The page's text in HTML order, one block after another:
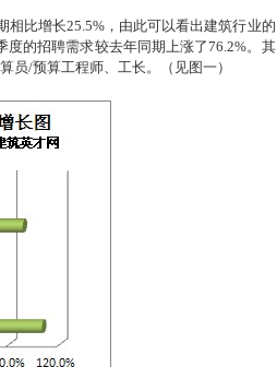
相比增长25.5% ，由此可以看出建筑行业的
度的招聘需求较去年同期上涨了76.2%。其
员/预算工程师、工长。（见图一）